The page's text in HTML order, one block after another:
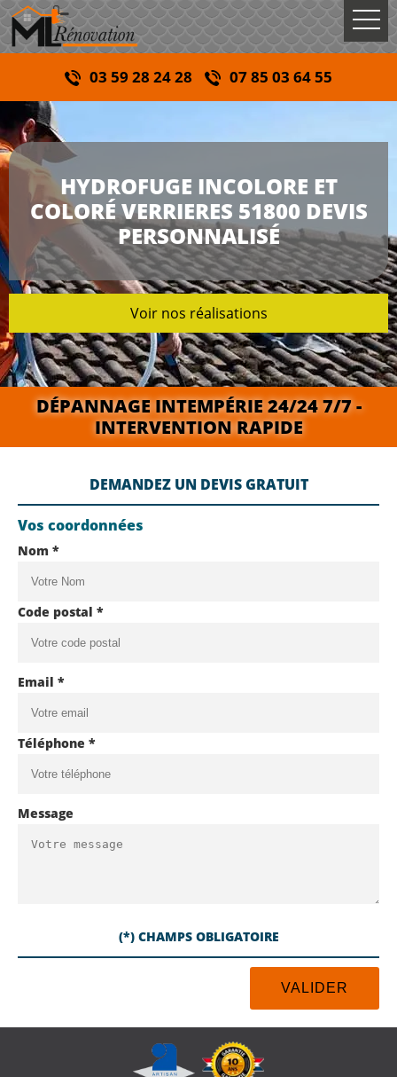
03 59 28 24 28 07 85 03 64 55
HYDROFUGE INCOLORE ET
COLORÉ VERRIERES 51800 DEVIS
PERSONNALISÉ
Voir nos réalisations
DÉPANNAGE INTEMPÉRIE 24/24 7/7 -
INTERVENTION RAPIDE
DEMANDEZ UN DEVIS GRATUIT
Vos coordonnées
Nom *
Code postal *
Email *
Téléphone *
Message
(*) CHAMPS OBLIGATOIRE